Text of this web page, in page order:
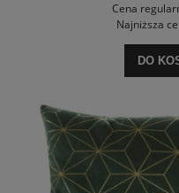
Cena
Najniższa
DO